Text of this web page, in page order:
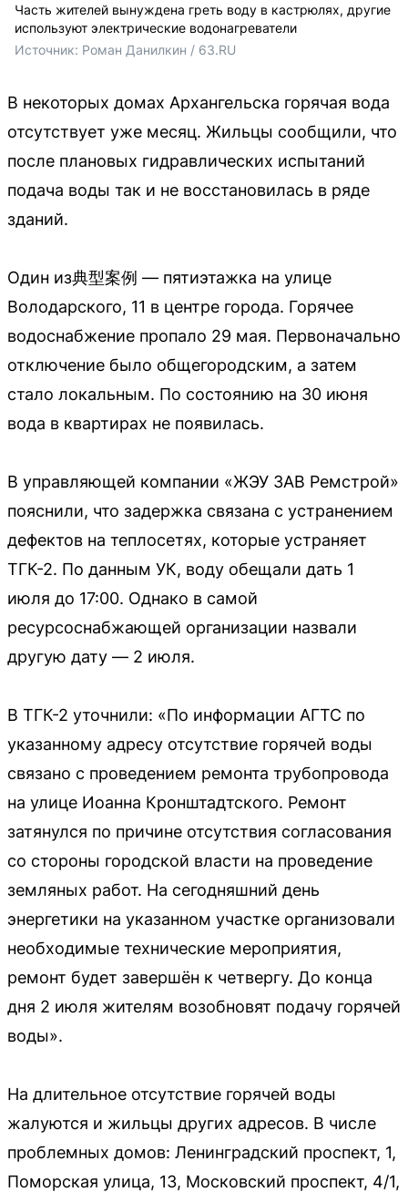
Часть жителей вынуждена греть воду в кастрюлях, другие
используют электрические водонагреватели
Источник: Роман Данилкин / 63.RU
В некоторых домах Архангельска горячая вода
отсутствует уже месяц. Жильцы сообщили, что
после плановых гидравлических испытаний
подача воды так и не восстановилась в ряде
зданий.
Один из典型案例 — пятиэтажка на улице
Володарского, 11 в центре города. Горячее
водоснабжение пропало 29 мая. Первоначально
отключение было общегородским, а затем
стало локальным. По состоянию на 30 июня
вода в квартирах не появилась.
В управляющей компании «ЖЭУ ЗАВ Ремстрой»
пояснили, что задержка связана с устранением
дефектов на теплосетях, которые устраняет
ТГК-2. По данным УК, воду обещали дать 1
июля до 17:00. Однако в самой
ресурсоснабжающей организации назвали
другую дату — 2 июля.
В ТГК-2 уточнили: «По информации АГТС по
указанному адресу отсутствие горячей воды
связано с проведением ремонта трубопровода
на улице Иоанна Кронштадтского. Ремонт
затянулся по причине отсутствия согласования
со стороны городской власти на проведение
земляных работ. На сегодняшний день
энергетики на указанном участке организовали
необходимые технические мероприятия,
ремонт будет завершён к четвергу. До конца
дня 2 июля жителям возобновят подачу горячей
воды».
На длительное отсутствие горячей воды
жалуются и жильцы других адресов. В числе
проблемных домов: Ленинградский проспект, 1,
Поморская улица, 13, Московский проспект, 4/1,